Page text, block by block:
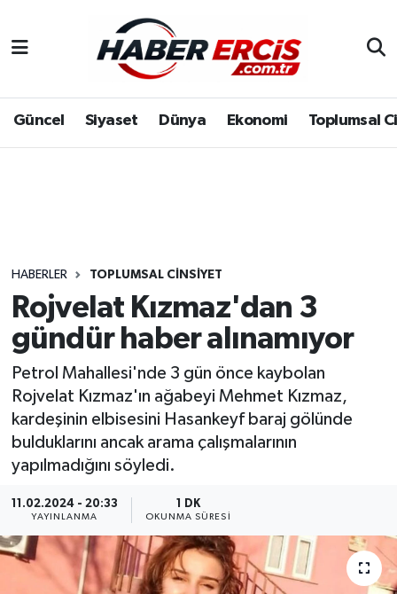
Güncel Siyaset Dünya Ekonomi Toplumsal
HABERLER TOPLUMSAL CINSIYET
Rojvelat Kızmaz'dan 3
gündür haber alınamıyor
Petrol Mahallesi'nde 3 gün önce kaybolan
Rojvelat Kızmaz'ın ağabeyi Mehmet Kızmaz,
kardeşinin elbisesini Hasankeyf baraj gölünde
bulduklarını ancak arama çalışmalarının
yapılmadığını söyledi.
11.02.2024 - 20:33
YAYINLANMA
1 DK
OKUNMA SÜRESI